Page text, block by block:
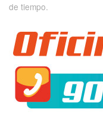
de tiempo.